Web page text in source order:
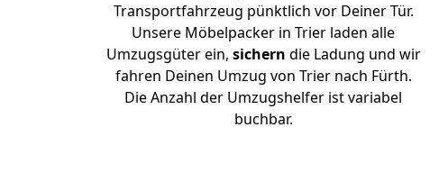
Transportfahrzeug pünktlich vor Deiner Tür.
Unsere Möbelpacker in Trier laden alle
Umzugsgüter ein, sichern die Ladung und wir
fahren Deinen Umzug von Trier nach Fürth.
Die Anzahl der Umzugshelfer ist variabel
buchbar.